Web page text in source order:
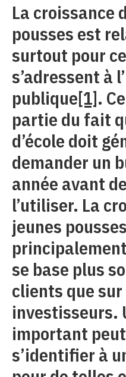
La croissance
pousses est
surtout pour
s’adressent à
publique[1].
partie du fait
d’école doit
demander un
année avant
l’utiliser. La
jeunes
se base plus
clients que sur
investisseurs.
important
s’identifier à